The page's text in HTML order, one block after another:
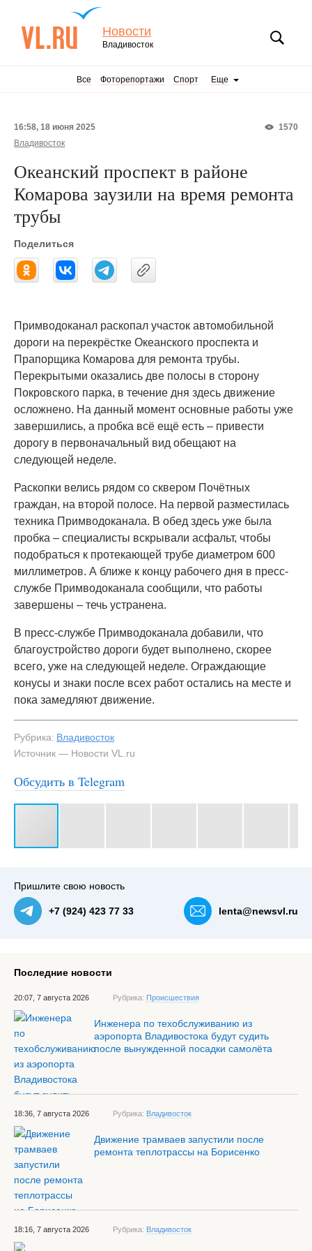
Новости
Владивосток
Все Фоторепортажи Спорт Еще
1570
16:58, 18 июня 2025
Владивосток
Океанский проспект в районе
Комарова заузили на время ремонта
трубы
Поделиться
Примводоканал раскопал участок автомобильной
дороги на перекрёстке Океанского проспекта и
Прапорщика Комарова для ремонта трубы.
Перекрытыми оказались две полосы в сторону
Покровского парка, в течение дня здесь движение
осложнено. На данный момент основные работы уже
завершились, а пробка всё ещё есть – привести
дорогу в первоначальный вид обещают на
следующей неделе.
Раскопки велись рядом со сквером Почётных
граждан, на второй полосе. На первой разместилась
техника Примводоканала. В обед здесь уже была
пробка – специалисты вскрывали асфальт, чтобы
подобраться к протекающей трубе диаметром 600
миллиметров. А ближе к концу рабочего дня в пресс-
службе Примводоканала сообщили, что работы
завершены – течь устранена.
В пресс-службе Примводоканала добавили, что
благоустройство дороги будет выполнено, скорее
всего, уже на следующей неделе. Ограждающие
конусы и знаки после всех работ остались на месте и
пока замедляют движение.
Рубрика: Владивосток
Источник — Новости VL.ru
Обсудить в Telegram
Пришлите свою новость
+7 (924) 423 77 33 lenta@newsvl.ru
Последние новости
20:07, 7 августа 2026 Рубрика: Происшествия
Инженера по техобслуживанию из
аэропорта Владивостока будут судить
после вынужденной посадки самолёта
18:36, 7 августа 2026 Рубрика: Владивосток
Движение трамваев запустили после
ремонта теплотрассы на Борисенко
18:16, 7 августа 2026 Рубрика: Владивосток